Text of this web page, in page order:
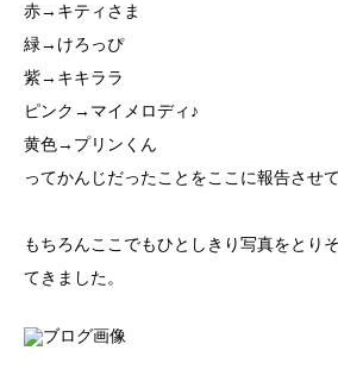
赤→キティさま
緑→けろっぴ
紫→キキララ
ピンク→マイメロディ♪
黄色→プリンくん
ってかんじだったことをここに報告させ
もちろんここでもひとしきり写真をとり
てきました。